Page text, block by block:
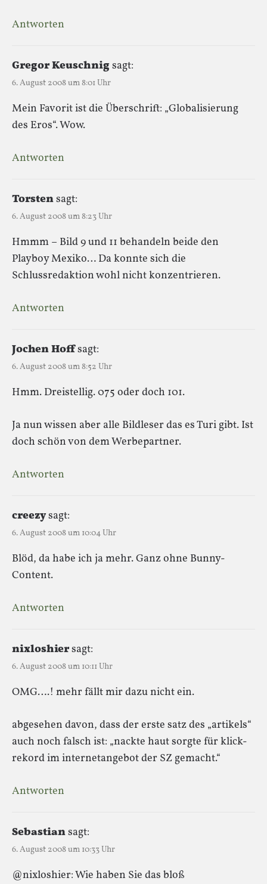
Antworten
Gregor Keuschnigsagt:
6. August 2008 um 8:01 Uhr
Mein Favorit ist die Überschrift: „Globalisierung
des Eros“. Wow.
Antworten
Torstensagt:
6. August 2008 um 8:23 Uhr
Hmmm – Bild 9 und 11 behandeln beide den
Playboy Mexiko… Da konnte sich die
Schlussredaktion wohl nicht konzentrieren.
Antworten
Jochen Hoffsagt:
6. August 2008 um 8:52 Uhr
Hmm. Dreistellig. 075 oder doch 101.
Ja nun wissen aber alle Bildleser das es Turi gibt. Ist
doch schön von dem Werbepartner.
Antworten
creezysagt:
6. August 2008 um 10:04 Uhr
Blöd, da habe ich ja mehr. Ganz ohne Bunny-
Content.
Antworten
nixloshiersagt:
6. August 2008 um 10:11 Uhr
OMG….! mehr fällt mir dazu nicht ein.
abgesehen davon, dass der erste satz des „artikels“
auch noch falsch ist: „nackte haut sorgte für klick-
rekord im internetangebot der SZ gemacht.“
Antworten
Sebastiansagt:
6. August 2008 um 10:33 Uhr
@nixloshier: Wie haben Sie das bloß